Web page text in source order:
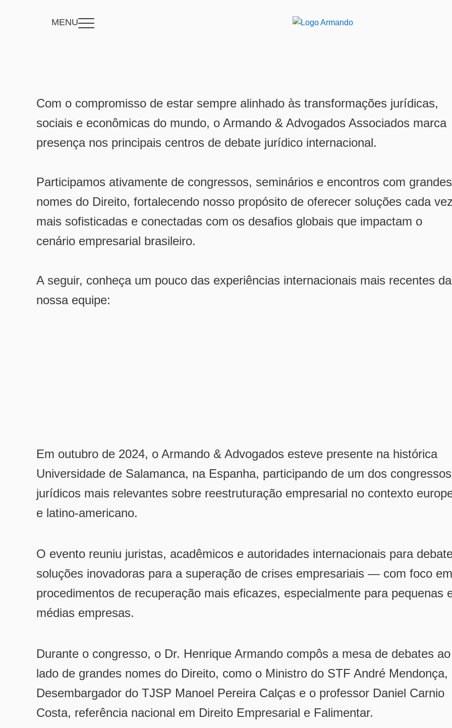
MENU
Com o compromisso de estar sempre alinhado às transformações jurídicas,
sociais e econômicas do mundo, o Armando & Advogados Associados marca
presença nos principais centros de debate jurídico internacional.
Participamos ativamente de congressos, seminários e encontros com grandes
nomes do Direito, fortalecendo nosso propósito de oferecer soluções cada
mais sofisticadas e conectadas com os desafios globais que impactam o
cenário empresarial brasileiro.
A seguir, conheça um pouco das experiências internacionais mais recentes da
nossa equipe:
Em outubro de 2024, o Armando & Advogados esteve presente na histórica
Universidade de Salamanca, na Espanha, participando de um dos congressos
jurídicos mais relevantes sobre reestruturação empresarial no contexto
e latino-americano.
O evento reuniu juristas, acadêmicos e autoridades internacionais para
soluções inovadoras para a superação de crises empresariais — com foco em
procedimentos de recuperação mais eficazes, especialmente para pequenas
médias empresas.
Durante o congresso, o Dr. Henrique Armando compôs a mesa de debates ao
lado de grandes nomes do Direito, como o Ministro do STF André Mendonça,
Desembargador do TJSP Manoel Pereira Calças e o professor Daniel Carnio
Costa, referência nacional em Direito Empresarial e Falimentar.